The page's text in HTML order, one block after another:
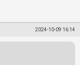
2024-10-09 16:14